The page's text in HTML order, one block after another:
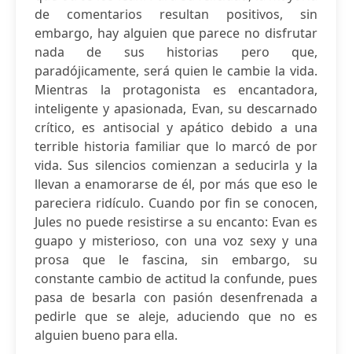
de comentarios resultan positivos, sin
embargo, hay alguien que parece no disfrutar
nada de sus historias pero que,
paradójicamente, será quien le cambie la vida.
Mientras la protagonista es encantadora,
inteligente y apasionada, Evan, su descarnado
crítico, es antisocial y apático debido a una
terrible historia familiar que lo marcó de por
vida. Sus silencios comienzan a seducirla y la
llevan a enamorarse de él, por más que eso le
pareciera ridículo. Cuando por fin se conocen,
Jules no puede resistirse a su encanto: Evan es
guapo y misterioso, con una voz sexy y una
prosa que le fascina, sin embargo, su
constante cambio de actitud la confunde, pues
pasa de besarla con pasión desenfrenada a
pedirle que se aleje, aduciendo que no es
alguien bueno para ella.